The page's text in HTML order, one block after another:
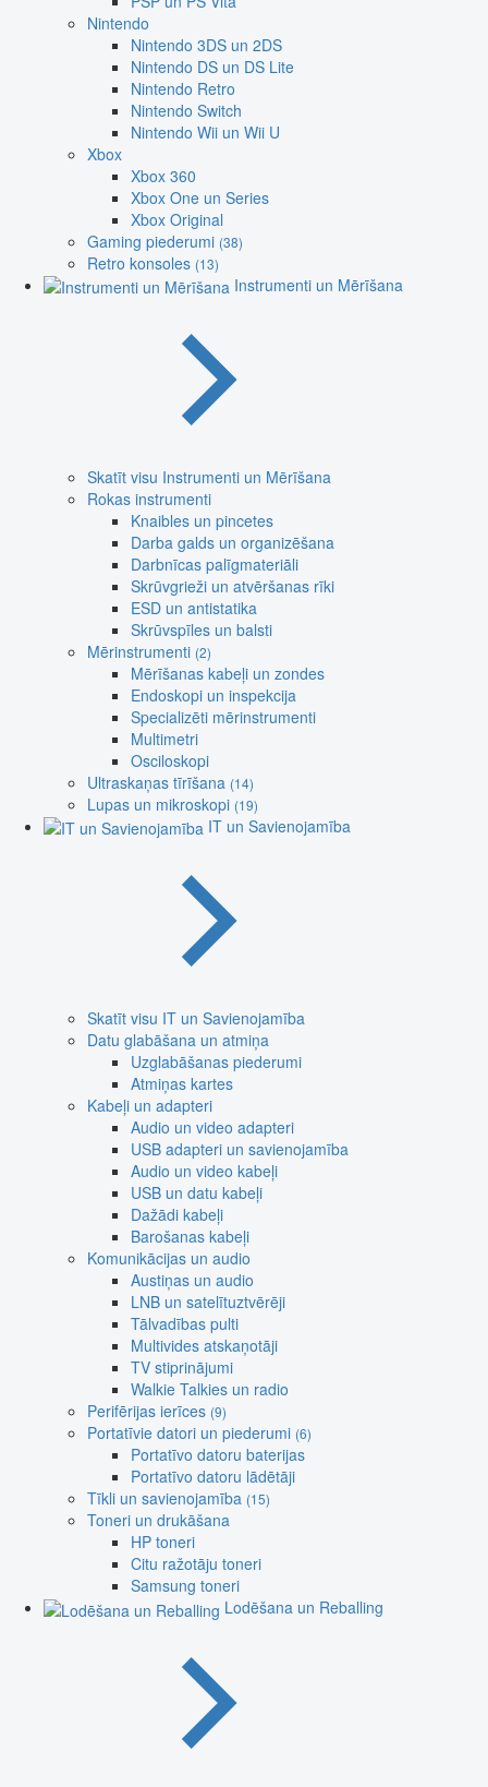
Nintendo
Nintendo 3DS un 2DS
Nintendo DS un DS Lite
Nintendo Retro
Nintendo Switch
Nintendo Wii un Wii U
Xbox
Xbox 360
Xbox One un Series
Xbox Original
Gaming piederumi (38)
Retro konsoles (13)
Instrumenti un Mērīšana
Skatīt visu Instrumenti un Mērīšana
Rokas instrumenti
Knaibles un pincetes
Darba galds un organizēšana
Darbnīcas palīgmateriāli
Skrūvgrieži un atvēršanas rīki
ESD un antistatika
Skrūvspīles un balsti
Mērinstrumenti (2)
Mērīšanas kabeļi un zondes
Endoskopi un inspekcija
Specializēti mērinstrumenti
Multimetri
Osciloskopi
Ultraskaņas tīrīšana (14)
Lupas un mikroskopi (19)
IT un Savienojamība
Skatīt visu IT un Savienojamība
Datu glabāšana un atmiņa
Uzglabāšanas piederumi
Atmiņas kartes
Kabeļi un adapteri
Audio un video adapteri
USB adapteri un savienojamība
Audio un video kabeļi
USB un datu kabeļi
Dažādi kabeļi
Barošanas kabeļi
Komunikācijas un audio
Austiņas un audio
LNB un satelītuztvērēji
Tālvadības pulti
Multivides atskaņotāji
TV stiprinājumi
Walkie Talkies un radio
Perifērijas ierīces (9)
Portatīvie datori un piederumi (6)
Portatīvo datoru baterijas
Portatīvo datoru lādētāji
Tīkli un savienojamība (15)
Toneri un drukāšana
HP toneri
Citu ražotāju toneri
Samsung toneri
Lodēšana un Reballing